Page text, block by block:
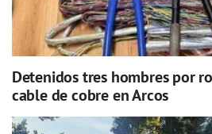
Detenidos tres hombres por
cable de cobre en Arcos